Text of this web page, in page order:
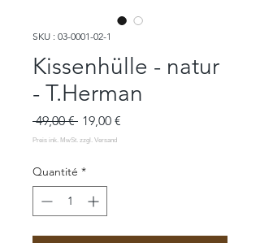
SKU : 03-0001-02-1
Kissenhülle - natur
- T.Herman
49,00 € Prix
original
19,00 €
Quantité *